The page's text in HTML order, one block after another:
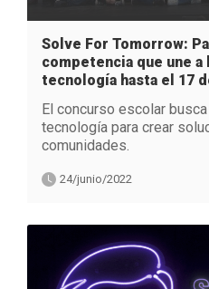
Solve For Tomorrow:
competencia que une
tecnología hasta el 17
El concurso escolar
tecnología para crear
comunidades.
24/junio/2022